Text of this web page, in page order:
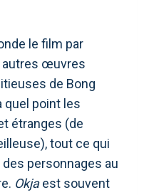
le film par
autres œuvres
de Bong
quel point les
étranges (de
tout ce qui
personnages au
Okjaest souvent